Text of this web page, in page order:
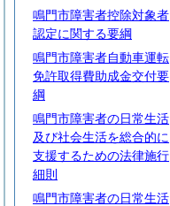
鳴門市障害者控除対象者
認定に関する要綱
鳴門市障害者自動車運転
免許取得費助成金交付要
綱
鳴門市障害者の日常生活
及び社会生活を総合的に
支援するための法律施行
細則
鳴門市障害者の日常生活